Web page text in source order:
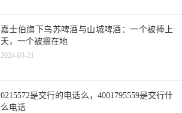
嘉士伯旗下乌苏啤酒与山城啤酒：一个被捧上
天，一个被摁在地
2024-03-21
0215572是交行的电话么，4001795559是交行什
么电话